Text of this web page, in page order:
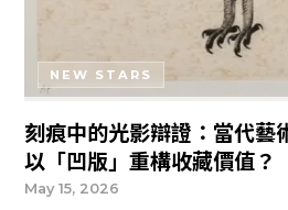
NEW STARS
刻痕中的光影辯證：當代藝
以「凹版」重構收藏價值？
May 15, 2026